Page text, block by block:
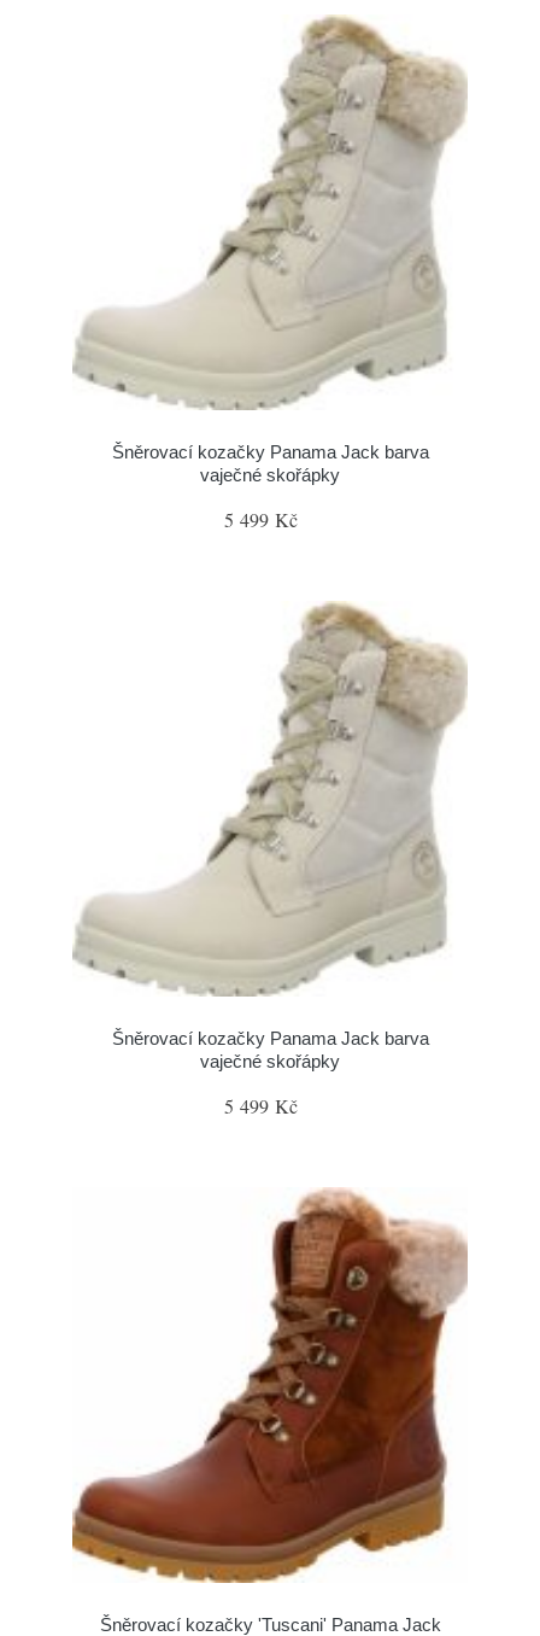
Šněrovací kozačky Panama Jack barva
vaječné skořápky
5 499 Kč
Šněrovací kozačky Panama Jack barva
vaječné skořápky
5 499 Kč
Šněrovací kozačky 'Tuscani' Panama Jack